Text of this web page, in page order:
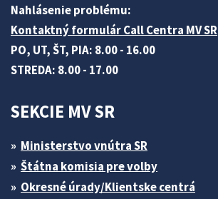
Nahlásenie problému:
Kontaktný formulár Call Centra MV SR
PO, UT, ŠT, PIA: 8.00 - 16.00
STREDA: 8.00 - 17.00
SEKCIE MV SR
Ministerstvo vnútra SR
Štátna komisia pre volby
Okresné úrady/Klientske centrá